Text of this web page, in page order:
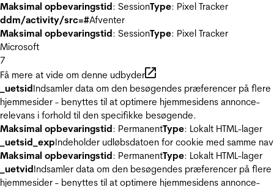
Maksimal opbevaringstid: SessionType: Pixel Tracker
ddm/activity/src=#Afventer
Maksimal opbevaringstid: SessionType: Pixel Tracker
Microsoft
7
Få mere at vide om denne udbyder
_uetsidIndsamler data om den besøgendes præferencer på flere
hjemmesider - benyttes til at optimere hjemmesidens annonce-
relevans i forhold til den specifikke besøgende.
Maksimal opbevaringstid: PermanentType: Lokalt HTML-lager
_uetsid_expIndeholder udløbsdatoen for cookie med samme
Maksimal opbevaringstid: PermanentType: Lokalt HTML-lager
_uetvidIndsamler data om den besøgendes præferencer på flere
hjemmesider - benyttes til at optimere hjemmesidens annonce-